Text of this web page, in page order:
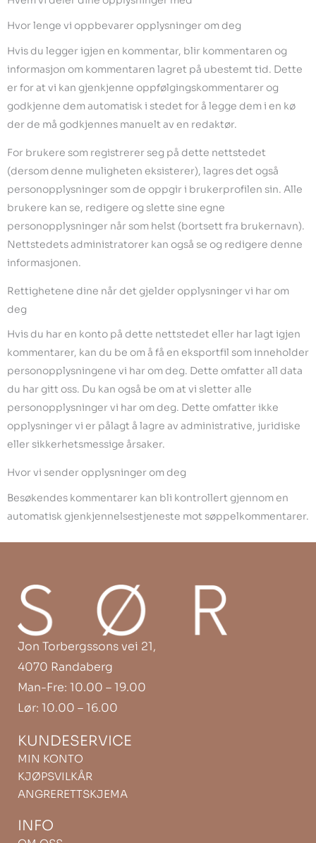
Hvor lenge vi oppbevarer opplysninger om deg
Hvis du legger igjen en kommentar, blir kommentaren og
informasjon om kommentaren lagret på ubestemt tid. Dette
er for at vi kan gjenkjenne oppfølgingskommentarer og
godkjenne dem automatisk i stedet for å legge dem i en kø
der de må godkjennes manuelt av en redaktør.
For brukere som registrerer seg på dette nettstedet
(dersom denne muligheten eksisterer), lagres det også
personopplysninger som de oppgir i brukerprofilen sin. Alle
brukere kan se, redigere og slette sine egne
personopplysninger når som helst (bortsett fra brukernavn).
Nettstedets administratorer kan også se og redigere denne
informasjonen.
Rettighetene dine når det gjelder opplysninger vi har om
deg
Hvis du har en konto på dette nettstedet eller har lagt igjen
kommentarer, kan du be om å få en eksportfil som inneholder
personopplysningene vi har om deg. Dette omfatter all data
du har gitt oss. Du kan også be om at vi sletter alle
personopplysninger vi har om deg. Dette omfatter ikke
opplysninger vi er pålagt å lagre av administrative, juridiske
eller sikkerhetsmessige årsaker.
Hvor vi sender opplysninger om deg
Besøkendes kommentarer kan bli kontrollert gjennom en
automatisk gjenkjennelsestjeneste mot søppelkommentarer.
Jon Torbergssons vei 21,
4070 Randaberg
Man-Fre: 10.00 – 19.00
Lør: 10.00 – 16.00
KUNDESERVICE
MIN KONTO
KJØPSVILKÅR
ANGRERETTSKJEMA
INFO